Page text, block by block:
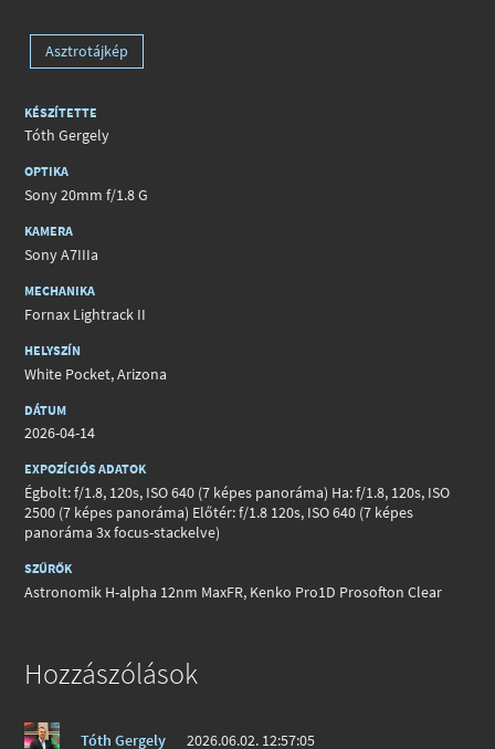
Asztrotájkép
KÉSZÍTETTE
Tóth Gergely
OPTIKA
Sony 20mm f/1.8 G
KAMERA
Sony A7IIIa
MECHANIKA
Fornax Lightrack II
HELYSZÍN
White Pocket, Arizona
DÁTUM
2026-04-14
EXPOZÍCIÓS ADATOK
Égbolt: f/1.8, 120s, ISO 640 (7 képes panoráma) Ha: f/1.8, 120s, ISO
2500 (7 képes panoráma) Előtér: f/1.8 120s, ISO 640 (7 képes
panoráma 3x focus-stackelve)
SZŰRŐK
Astronomik H-alpha 12nm MaxFR, Kenko Pro1D Prosofton Clear
Hozzászólások
Tóth Gergely 2026.06.02. 12:57:05